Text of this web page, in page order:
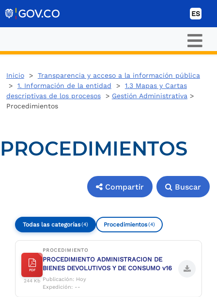
ES
Inicio> Transparencia y acceso a la información pública
> 1. Información de la entidad > 1.3 Mapas y Cartas
descriptivas de los procesos> Gestión Administrativa >
Procedimientos
PROCEDIMIENTOS
Compartir Buscar
Compartir
Buscar
Todas las categorías(4) Procedimientos(4)
PDF
244 Kb
PROCEDIMIENTO
PROCEDIMIENTO ADMINISTRACION DE
BIENES DEVOLUTIVOS Y DE CONSUMO v16
Publicación: Hoy
Expedición: --